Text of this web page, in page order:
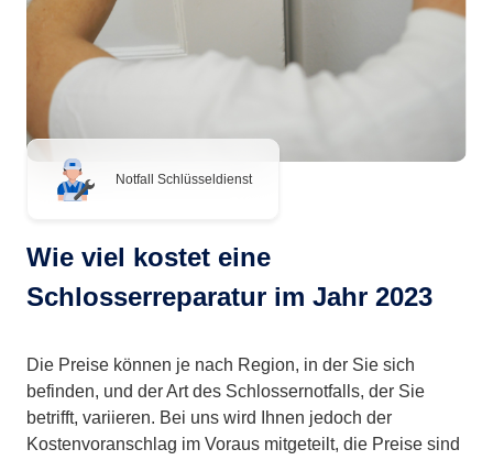
Notfall Schlüsseldienst
Wie viel kostet eine
Schlosserreparatur im Jahr 2023
Die Preise können je nach Region, in der Sie sich
befinden, und der Art des Schlossernotfalls, der Sie
betrifft, variieren. Bei uns wird Ihnen jedoch der
Kostenvoranschlag im Voraus mitgeteilt, die Preise sind